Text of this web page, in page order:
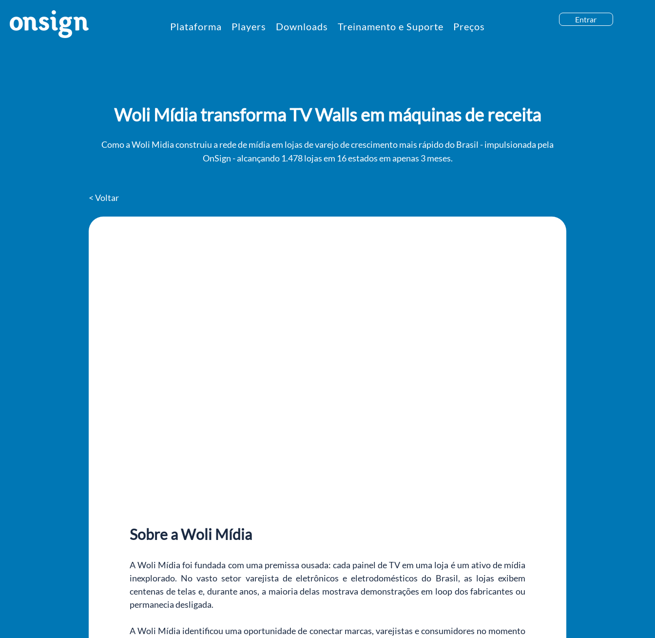
Plataforma Players Downloads Treinamento e Suporte Preços
Entrar
Woli Mídia transforma TV Walls em máquinas de receita
Como a Woli Midia construiu a rede de mídia em lojas de varejo de crescimento mais rápido do Brasil - impulsionada pela
OnSign - alcançando 1.478 lojas em 16 estados em apenas 3 meses.
< Voltar
Sobre a Woli Mídia
A Woli Mídia foi fundada com uma premissa ousada: cada painel de TV em uma loja é um ativo de mídia
inexplorado. No vasto setor varejista de eletrônicos e eletrodomésticos do Brasil, as lojas exibem
centenas de telas e, durante anos, a maioria delas mostrava demonstrações em loop dos fabricantes ou
permanecia desligada.
A Woli Mídia identificou uma oportunidade de conectar marcas, varejistas e consumidores no momento